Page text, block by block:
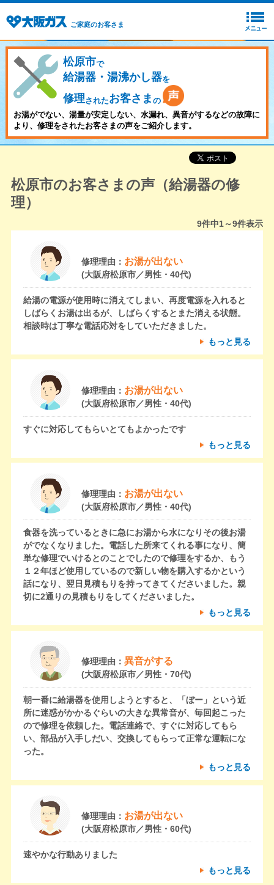
ご家庭のお客さま
松原市で
給湯器・湯沸かし器を
修理されたお客さま の
お湯がでない、湯量が安定しない、水漏れ、異音がするなどの故障に
より、修理をされたお客さまの声をご紹介します。
松原市のお客さまの声（給湯器の修
理）
9件中1～9件表示
修理理由： お湯が出ない
(大阪府松原市／男性・40代)
給湯の電源が使用時に消えてしまい、再度電源を入れると
しばらくお湯は出るが、しばらくするとまた消える状態。
相談時は丁寧な電話応対をしていただきました。
もっと見る
修理理由： お湯が出ない
(大阪府松原市／男性・40代)
すぐに対応してもらいとてもよかったです
もっと見る
修理理由： お湯が出ない
(大阪府松原市／男性・40代)
食器を洗っているときに急にお湯から水になりその後お湯
がでなくなりました。電話した所来てくれる事になり、簡
単な修理でいけるとのことでしたので修理をするか、もう
１２年ほど使用しているので新しい物を購入するかという
話になり、翌日見積もりを持ってきてくださいました。親
切に2通りの見積もりをしてくださいました。
もっと見る
修理理由： 異音がする
(大阪府松原市／男性・70代)
朝一番に給湯器を使用しようとすると、「ぼー」という近
所に迷惑がかかるぐらいの大きな異常音が、毎回起こった
ので修理を依頼した。電話連絡で、すぐに対応してもら
い、部品が入手しだい、交換してもらって正常な運転にな
った。
もっと見る
修理理由： お湯が出ない
(大阪府松原市／男性・60代)
速やかな行動ありました
もっと見る